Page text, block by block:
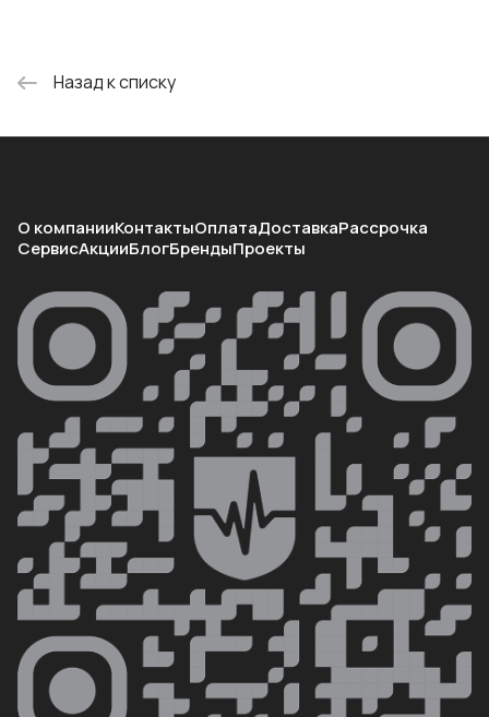
Назад к списку
О компанииКонтактыОплатаДоставкаРассрочка
СервисАкцииБлогБрендыПроекты